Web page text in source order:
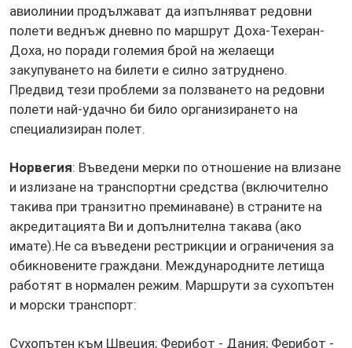
авиолинии продължават да изпълняват редовни
полети веднъж дневно по маршрут Доха-Техеран-
Доха, но поради големия брой на желаещи
закупуването на билети е силно затруднено.
Предвид тези проблеми за ползването на редовни
полети най-удачно би било организирането на
специализиран полет.
Норвегия: Въведени мерки по отношение на влизане
и излизане на транспортни средства (включително
такива при транзитно преминаване) в страните на
акредитацията Ви и допълнителна такава (ако
имате).Не са въведени рестрикции и ограничения за
обикновените граждани. Международните летища
работят в нормален режим. Маршрути за сухопътен
и морски транспорт:
Сухопътен към Швеция; Ферибот - Дания; Ферибот -